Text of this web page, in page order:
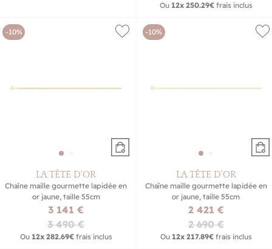
Ou 12x 250.29€frais inclus
-10%
LA TÊTE D'OR
Chaîne maille gourmette lapidée en
or jaune, taille 55cm
3 141 €
3 490 €
Ou 12x 282.69€frais inclus
-10%
LA TÊTE D'OR
Chaîne maille gourmette lapidée en
or jaune, taille 55cm
2 421 €
2 690 €
Ou 12x 217.89€frais inclus